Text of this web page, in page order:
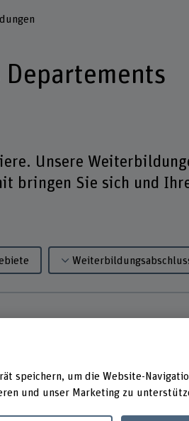
Unsere
bringen Sie sich und
speichern, um die Website-
und unser Marketing zu